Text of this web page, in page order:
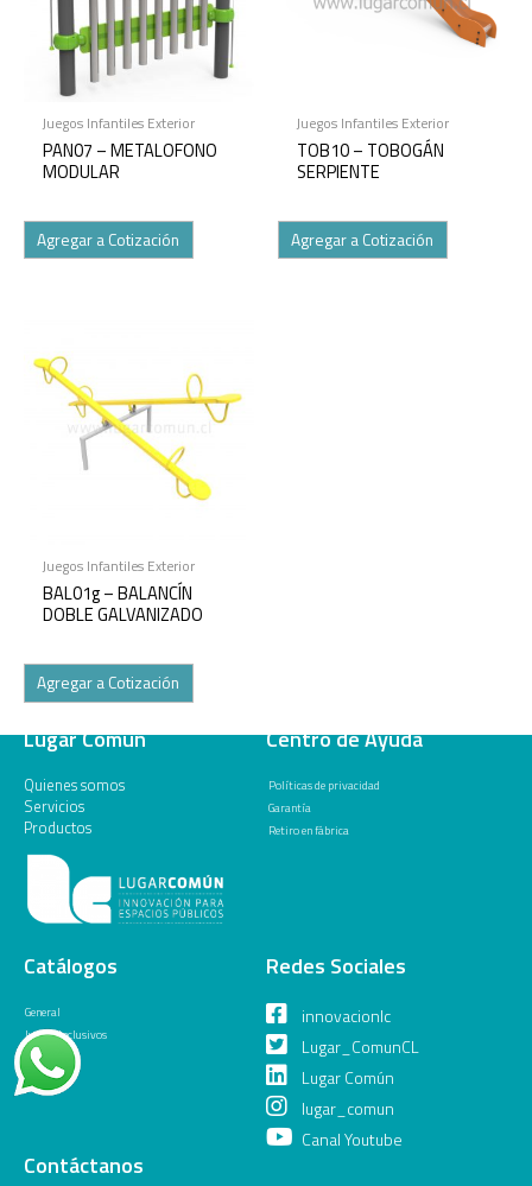
Juegos Infantiles Exterior
PAN07 – METALOFONO
MODULAR
Agregar a Cotización
Juegos Infantiles Exterior
TOB10 – TOBOGÁN
SERPIENTE
Agregar a Cotización
Juegos Infantiles Exterior
BAL01g – BALANCÍN
DOBLE GALVANIZADO
Agregar a Cotización
Lugar Común
Quienes somos
Servicios
Productos
Centro de Ayuda
Políticas de privacidad
Garantía
Retiro en fábrica
Catálogos
General
Juegos Inclusivos
Redes Sociales
innovacionlc
Lugar_ComunCL
Lugar Común
lugar_comun
Canal Youtube
Contáctanos